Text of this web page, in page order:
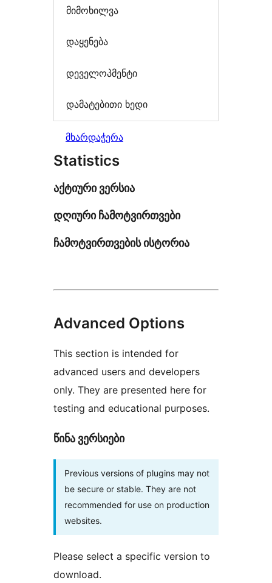
მიმოხილვა
დაყენება
დეველოპმენტი
დამატებითი ხედი
მხარდაჭერა
Statistics
აქტიური ვერსია
დღიური ჩამოტვირთვები
ჩამოტვირთვების ისტორია
Advanced Options
This section is intended for
advanced users and developers
only. They are presented here for
testing and educational purposes.
წინა ვერსიები
Previous versions of plugins may not
be secure or stable. They are not
recommended for use on production
websites.
Please select a specific version to
download.